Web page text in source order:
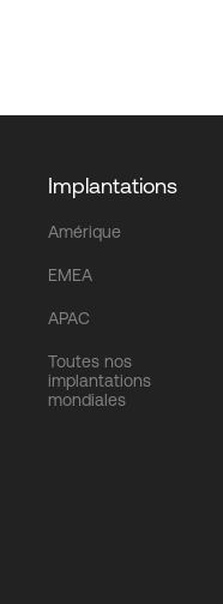
Implantations
Amérique
EMEA
APAC
Toutes nos
implantations
mondiales